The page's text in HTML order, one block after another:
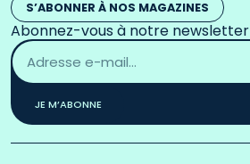
S’ABONNER À NOS MAGAZINES
Abonnez-vous à notre newsletter
Adresse
email
*
JE M’ABONNE